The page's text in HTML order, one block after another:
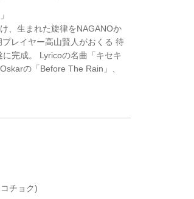
、生まれた旋律をNAGANOか
レイヤー高山賢人がおくる 待
完成。 Lyricoの名曲「キセキ
の「Before The Rain」、
チョク)